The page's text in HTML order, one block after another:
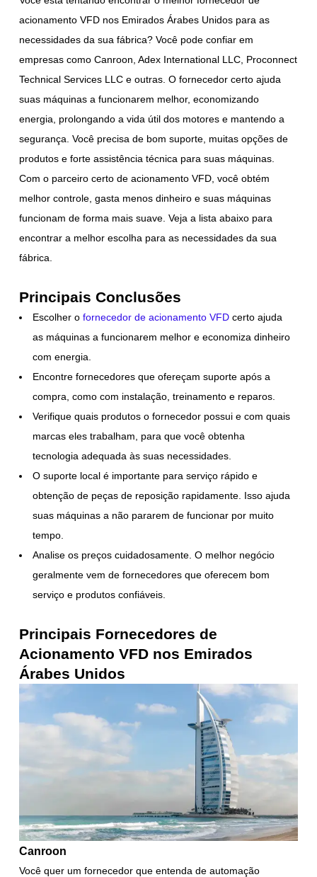
acionamento VFD nos Emirados Árabes Unidos para as
necessidades da sua fábrica? Você pode confiar em
empresas como Canroon, Adex International LLC, Proconnect
Technical Services LLC e outras. O fornecedor certo ajuda
suas máquinas a funcionarem melhor, economizando
energia, prolongando a vida útil dos motores e mantendo a
segurança. Você precisa de bom suporte, muitas opções de
produtos e forte assistência técnica para suas máquinas.
Com o parceiro certo de acionamento VFD, você obtém
melhor controle, gasta menos dinheiro e suas máquinas
funcionam de forma mais suave. Veja a lista abaixo para
encontrar a melhor escolha para as necessidades da sua
fábrica.
Principais Conclusões
Escolher ofornecedor de acionamento VFD certo ajuda
as máquinas a funcionarem melhor e economiza dinheiro
com energia.
Encontre fornecedores que ofereçam suporte após a
compra, como com instalação, treinamento e reparos.
Verifique quais produtos o fornecedor possui e com quais
marcas eles trabalham, para que você obtenha
tecnologia adequada às suas necessidades.
O suporte local é importante para serviço rápido e
obtenção de peças de reposição rapidamente. Isso ajuda
suas máquinas a não pararem de funcionar por muito
tempo.
Analise os preços cuidadosamente. O melhor negócio
geralmente vem de fornecedores que oferecem bom
serviço e produtos confiáveis.
Principais Fornecedores de
Acionamento VFD nos Emirados
Árabes Unidos
Canroon
Você quer um fornecedor que entenda de automação